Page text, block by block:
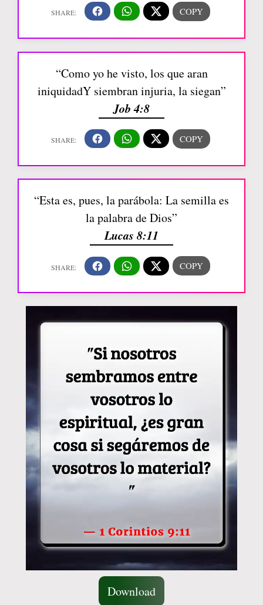
“Como yo he visto, los que aran
iniquidadY siembran injuria, la siegan”
Job 4:8
“Esta es, pues, la parábola: La semilla es
la palabra de Dios”
Lucas 8:11
Download